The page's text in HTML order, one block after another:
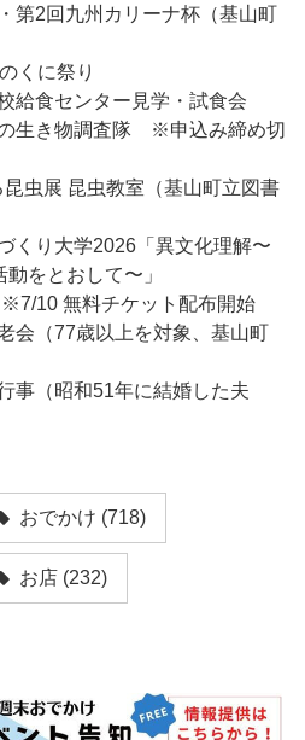
第2回九州カリーナ杯（基山町
くに祭り
給食センター見学・試食会
生き物調査隊 ※申込み締め切
虫展 昆虫教室（基山町立図書
くり大学2026「異文化理解〜
をとおして〜」
10 無料チケット配布開始
会（77歳以上を対象、基山町
事（昭和51年に結婚した夫
おでかけ (718)
お店 (232)